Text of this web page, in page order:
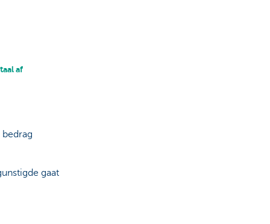
af
gaat